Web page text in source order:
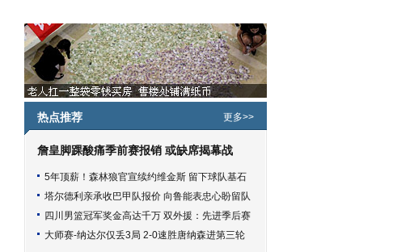
热点推荐 更多>>
詹皇脚踝酸痛季前赛报销 或缺席揭幕战
5年顶薪！森林狼官宣续约维金斯 留下球队基石
塔尔德利亲承收巴甲队报价 向鲁能表忠心盼留队
四川男篮冠军奖金高达千万 双外援：先进季后赛
大师赛-纳达尔仅丢3局 2-0速胜唐纳森进第三轮